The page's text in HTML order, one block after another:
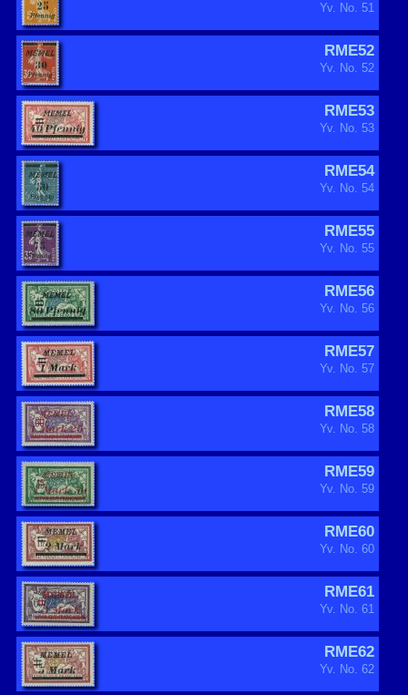
Yv. No. 51
RME52
Yv. No. 52
RME53
Yv. No. 53
RME54
Yv. No. 54
RME55
Yv. No. 55
RME56
Yv. No. 56
RME57
Yv. No. 57
RME58
Yv. No. 58
RME59
Yv. No. 59
RME60
Yv. No. 60
RME61
Yv. No. 61
RME62
Yv. No. 62